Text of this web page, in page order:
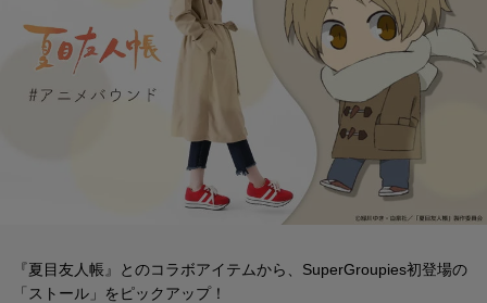
『夏目友人帳』とのコラボアイテムから、SuperGroupies初登場の
「ストール」をピックアップ！